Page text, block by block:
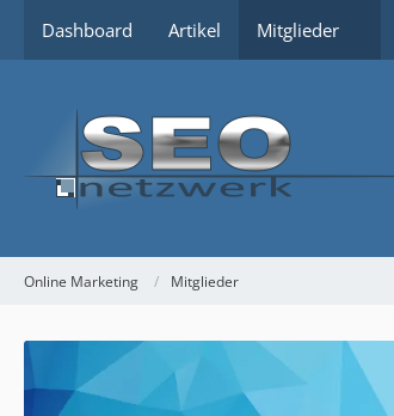
Dashboard Artikel Mitglieder
Online Marketing Mitglieder